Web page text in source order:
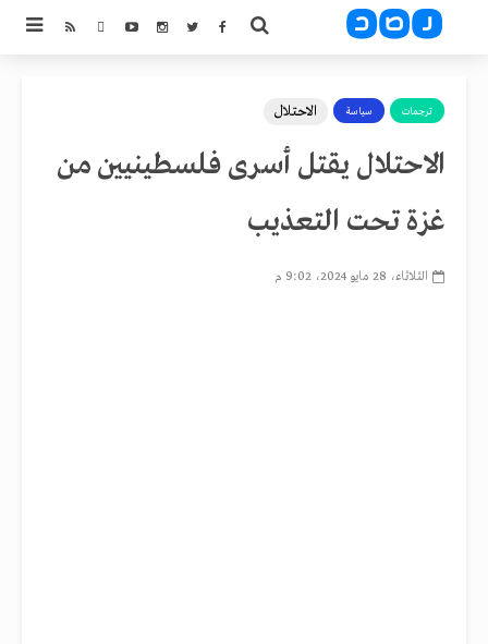
ترجمات سياسة الاحتلال
الاحتلال يقتل أسرى فلسطينيين من
غزة تحت التعذيب
الثلاثاء، 28 مايو 2024، 9:02 م